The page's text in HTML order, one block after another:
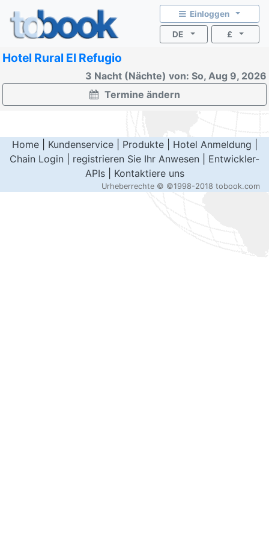
Einloggen
DE £
Hotel Rural El Refugio
3 Nacht (Nächte) von: So, Aug 9, 2026
Termine ändern
Home| Kundenservice| Produkte| Hotel Anmeldung
Chain Login
registrieren Sie Ihr Anwesen
Entwickler-
APIs| Kontaktiere uns
Urheberrechte © ©1998-2018 tobook.com